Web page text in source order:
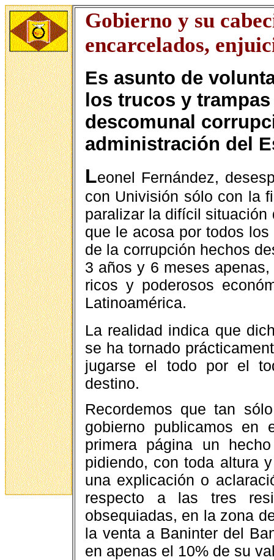
Gobierno y su
encarcelados,
Es asunto de
los trucos y
descomunal
administración del
Leonel Fernández,
con Univisión sólo con la
paralizar la difícil situación
que le acosa por todos
de la corrupción hechos
3 años y 6 meses
ricos y poderosos
Latinoamérica.
La realidad indica que
se ha tornado
jugarse el todo por el
destino.
Recordemos que tan
gobierno publicamos en
primera página un
pidiendo, con toda altura
una explicación o
respecto a las tres
obsequiadas, en la zona
la venta a Baninter del
en apenas el 10% de su